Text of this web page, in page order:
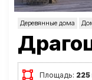
Деревянные дома
Площадь: 225